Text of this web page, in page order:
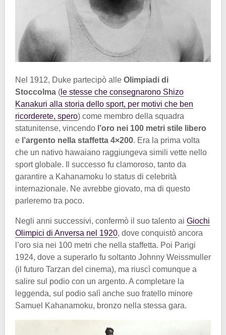
Nel 1912, Duke partecipò alle Olimpiadi di
Stoccolma ( le stesse che consegnarono Shizo
Kanakuri alla storia dello sport, per motivi che ben
ricorderete, spero) come membro della squadra
statunitense, vincendo l’oro nei 100 metri stile libero
e l’argento nella staffetta 4×200. Era la prima volta
che un nativo hawaiano raggiungeva simili vette nello
sport globale. Il successo fu clamoroso, tanto da
garantire a Kahanamoku lo status di celebrità
internazionale. Ne avrebbe giovato, ma di questo
parleremo tra poco.
Negli anni successivi, confermò il suo talento ai Giochi
Olimpici di Anversa nel 1920, dove conquistò ancora
l’oro sia nei 100 metri che nella staffetta. Poi Parigi
1924, dove a superarlo fu soltanto Johnny Weissmuller
(il futuro Tarzan del cinema), ma riuscì comunque a
salire sul podio con un argento. A completare la
leggenda, sul podio salì anche suo fratello minore
Samuel Kahanamoku, bronzo nella stessa gara.